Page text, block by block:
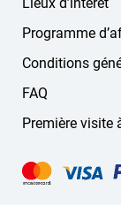
Programme
Conditions
FAQ
Première visite